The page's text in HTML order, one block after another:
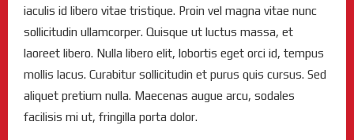
iaculis id libero vitae tristique. Proin vel magna vitae nunc
sollicitudin ullamcorper. Quisque ut luctus massa, et
laoreet libero. Nulla libero elit, lobortis eget orci id, tempus
mollis lacus. Curabitur sollicitudin et purus quis cursus. Sed
aliquet pretium nulla. Maecenas augue arcu, sodales
facilisis mi ut, fringilla porta dolor.